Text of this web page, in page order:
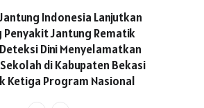
Indonesia Lanjutkan
Penyakit Jantung Rematik
Dini Menyelamatkan
di Kabupaten Bekasi
Ketiga Program Nasional